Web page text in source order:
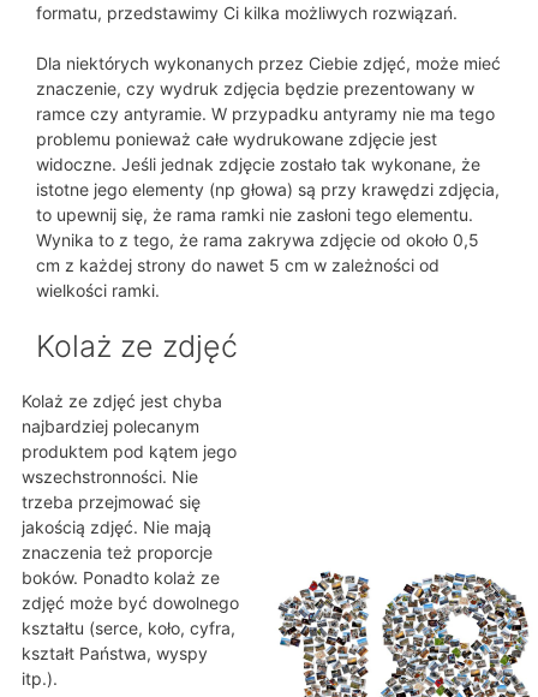
formatu, przedstawimy Ci kilka możliwych rozwiązań.
Dla niektórych wykonanych przez Ciebie zdjęć, może mieć
znaczenie, czy wydruk zdjęcia będzie prezentowany w
ramce czy antyramie. W przypadku antyramy nie ma tego
problemu ponieważ całe wydrukowane zdjęcie jest
widoczne. Jeśli jednak zdjęcie zostało tak wykonane, że
istotne jego elementy (np głowa) są przy krawędzi zdjęcia,
to upewnij się, że rama ramki nie zasłoni tego elementu.
Wynika to z tego, że rama zakrywa zdjęcie od około 0,5
cm z każdej strony do nawet 5 cm w zależności od
wielkości ramki.
Kolaż ze zdjęć
Kolaż ze zdjęć jest chyba
najbardziej polecanym
produktem pod kątem jego
wszechstronności. Nie
trzeba przejmować się
jakością zdjęć. Nie mają
znaczenia też proporcje
boków. Ponadto kolaż ze
zdjęć może być dowolnego
kształtu (serce, koło, cyfra,
kształt Państwa, wyspy
itp.).